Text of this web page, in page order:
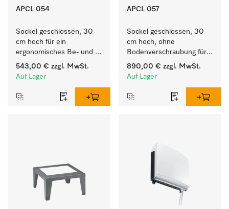
APCL 054
Sockel geschlossen, 30
cm hoch für ein
ergonomisches Be- und
Entladen von
Waschmaschine und
543,00 € zzgl. MwSt.
Auf Lager
APCL 057
Sockel geschlossen, 30
cm hoch, ohne
Bodenverschraubung für
ein ergonomisches Be-
und Entladen von
Trockner.
890,00 € zzgl. MwSt.
Auf Lager